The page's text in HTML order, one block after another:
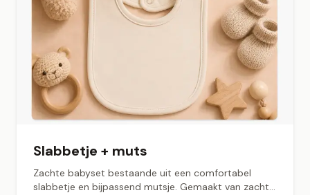
Slabbetje + muts
Zachte babyset bestaande uit een comfortabel
slabbetje en bijpassend mutsje. Gemaakt van zachte